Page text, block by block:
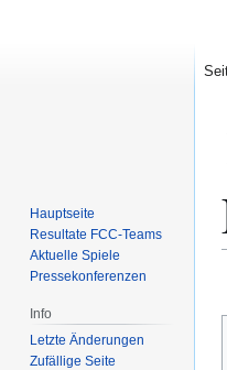
Hauptseite
Resultate FCC-Teams
Aktuelle Spiele
Pressekonferenzen
Info
Letzte Änderungen
Zufällige Seite